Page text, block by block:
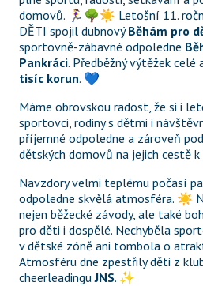
domovů. 🏃‍♀️🌳☀️ Letošní 11.
DĚTI spojil dubnový Běhám pro
sportovně-zábavné odpoledne
Pankráci. Předběžný výtěžek celé
tisíc korun. 💙
Máme obrovskou radost, že si i
sportovci, rodiny s dětmi i
příjemné odpoledne a zároveň
dětských domovů na jejich cestě
Navzdory velmi teplému počasí
odpoledne skvělá atmosféra. ☀️
nejen běžecké závody, ale také
pro děti i dospělé. Nechyběla
v dětské zóně ani tombola o
Atmosféru dne zpestřily děti z
cheerleadingu JNS. ✨